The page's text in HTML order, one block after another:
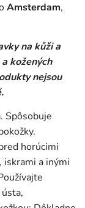
Amsterdam,
na kůži a
kožených
nejsou
Spôsobuje
horúcimi
a inými